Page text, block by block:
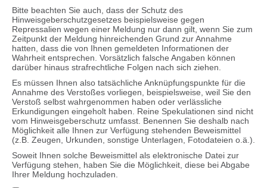
Bitte beachten Sie auch, dass der Schutz des
Hinweisgeberschutzgesetzes beispielsweise gegen
Repressalien wegen einer Meldung nur dann gilt, wenn Sie zum
Zeitpunkt der Meldung hinreichenden Grund zur Annahme
hatten, dass die von Ihnen gemeldeten Informationen der
Wahrheit entsprechen. Vorsätzlich falsche Angaben können
darüber hinaus strafrechtliche Folgen nach sich ziehen.
Es müssen Ihnen also tatsächliche Anknüpfungspunkte für die
Annahme des Verstoßes vorliegen, beispielsweise, weil Sie den
Verstoß selbst wahrgenommen haben oder verlässliche
Erkundigungen eingeholt haben. Reine Spekulationen sind nicht
vom Hinweisgeberschutz umfasst. Benennen Sie deshalb nach
Möglichkeit alle Ihnen zur Verfügung stehenden Beweismittel
(z.B. Zeugen, Urkunden, sonstige Unterlagen, Fotodateien o.ä.).
Soweit Ihnen solche Beweismittel als elektronische Datei zur
Verfügung stehen, haben Sie die Möglichkeit, diese bei Abgabe
Ihrer Meldung hochzuladen.